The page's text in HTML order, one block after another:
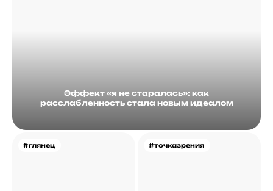
Эффект «я не старалась»: как
расслабленность стала новым идеалом
#глянец #точказрения